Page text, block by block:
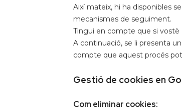
Així mateix, hi ha disponibles
mecanismes de seguiment.
Tingui en compte que si vostè
A continuació, se li presenta
compte que aquest procés
Gestió de cookies en
Com eliminar cookies: